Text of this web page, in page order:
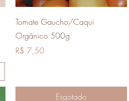
Visualização rápida
Tomate Gaucho/Caqui
Orgânico 500g
Preço
R$ 7,50
Esgotado